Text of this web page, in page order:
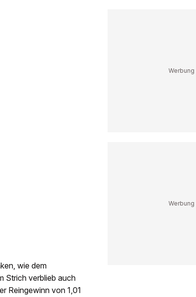
wie dem
Strich verblieb auch
Reingewinn von 1,01